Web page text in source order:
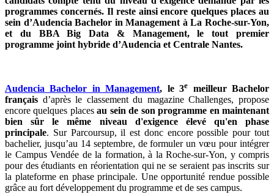
programmes concernés. Il reste ainsi encore quelques places au
sein d’Audencia Bachelor in Management à La Roche-sur-Yon,
et du BBA Big Data & Management, le tout premier
programme joint hybride d’Audencia et Centrale Nantes.
Audencia Bachelor in Management, le 3e meilleur Bachelor
français d’après le classement du magazine Challenges, propose
encore quelques placesau sein de son programme en maintenant
bien sûr le même niveau d'exigence élevé qu'en phase
principale. Sur Parcoursup, il est donc encore possible pour tout
bachelier, jusqu’au 14 septembre, de formuler un vœu pour intégrer
le Campus Vendée de la formation, à la Roche-sur-Yon, y compris
pour des étudiants en réorientation qui ne se seraient pas inscrits sur
la plateforme en phase principale. Une opportunité rendue possible
grâce au fort développement du programme et de ses campus.